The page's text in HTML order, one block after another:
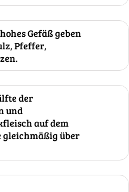
Gefäß geben
Pfeffer,
der
und
auf dem
gleichmäßig über